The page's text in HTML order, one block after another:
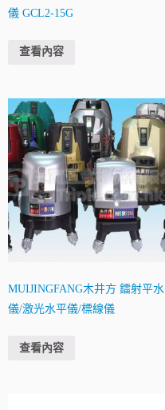
儀 GCL2-15G
查看內容
MUIJINGFANG木井方 鐳射平水
儀/激光水平儀/標線儀
查看內容